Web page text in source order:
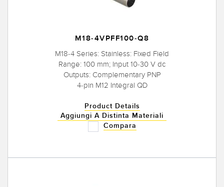
M18-4VPFF100-Q8
M18-4 Series: Stainless: Fixed Field
Range: 100 mm; Input 10-30 V dc
Outputs: Complementary PNP
4-pin M12 Integral QD
Product Details
Aggiungi A Distinta Materiali
Compara